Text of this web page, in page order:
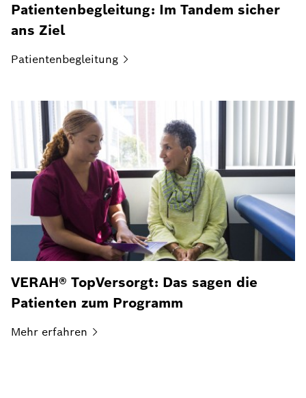
Patientenbegleitung: Im Tandem sicher
ans Ziel
Patientenbegleitung
VERAH® TopVersorgt: Das sagen die
Patienten zum Programm
Mehr erfahren